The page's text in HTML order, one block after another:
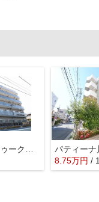
パティーナ
8.75万円 /